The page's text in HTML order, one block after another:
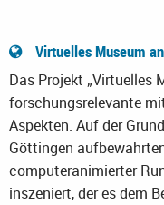
Virtuelles Museum
Das Projekt „Virtuelles
forschungsrelevante
Aspekten. Auf der
Göttingen
computeranimierter
inszeniert, der es dem